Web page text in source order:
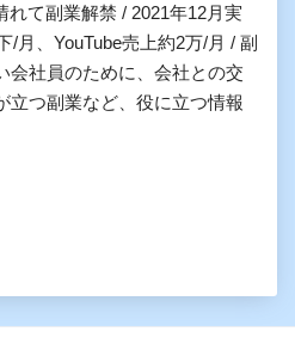
れて副業解禁 / 2021年12月実
/月、YouTube売上約2万/月 / 副
会社員のために、会社との交
立つ副業など、役に立つ情報